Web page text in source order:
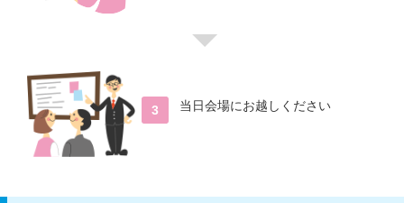
3 当日会場にお越しください